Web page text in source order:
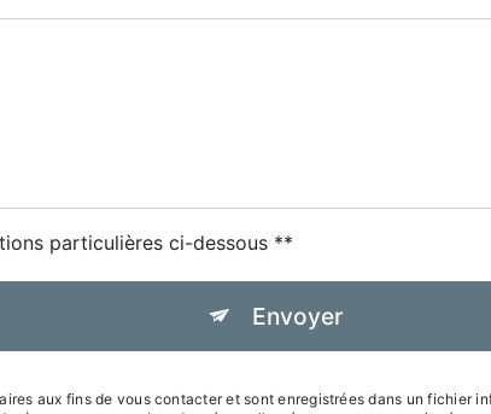
particulières ci-dessous **
Envoyer
aux fins de vous contacter et sont enregistrées dans un fichier